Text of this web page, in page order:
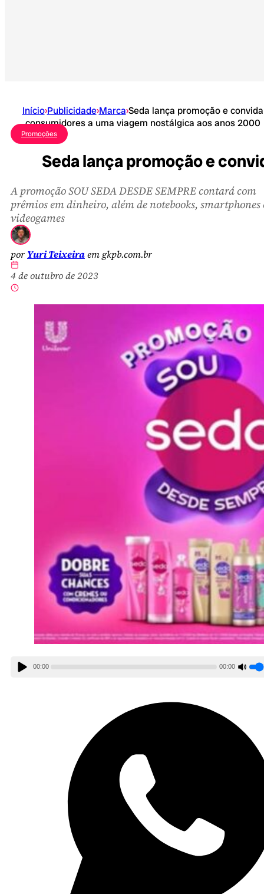
Início›Publicidade›Marca›Seda lança promoção e convida
consumidores a uma viagem nostálgica aos anos 2000
Promoções
Seda lança promoção e
A promoção SOU SEDA DESDE SEMPRE contará com
prêmios em dinheiro, além de notebooks, smartphones
videogames
por Yuri Teixeiraem gkpb.com.br
4 de outubro de 2023
00:00 00:00